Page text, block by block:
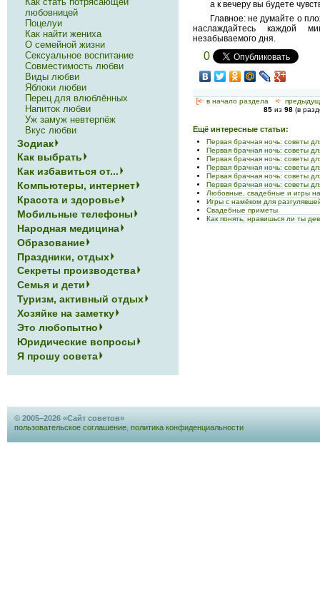
а к вечеру вы будете
Главное: не думайте о
наслаждайтесь каждой
незабываемого дня.
0
[<— в начало раздела <-
85 из 98 (в
Ещё интересные статьи:
Первая брачная ночь: советы
Первая брачная ночь: советы
Первая брачная ночь: советы
Первая брачная ночь: советы
Первая брачная ночь: советы
Первая брачная ночь: советы
Любовные, свадебные и игры
Игры с намёком для
Свадебные приметы
Как понять, нравишься ли ты
любовницей
Поцелуи
Как найти жениха
О семейной жизни
Сексуальное воспитание
Совместимость любви
Виды любви
Яблоки любви
Перец для влюблённых
Напиток любви
Уж замуж невтерпёж
Вкус любви
Зодиак
Как выбрать
Как избавиться от...
Компьютеры, интернет
Красота и здоровье
Мобильные телефоны
Народная медицина
Образование
Праздники, отдых
Секреты производства
Семья и дети
Туризм, активный отдых
Хозяйке на заметку
Это любопытно
Юридические вопросы
Я прошу совета
© 2005–2026 «Сайт советов»
пользовательское соглашение политика конфиденциальности